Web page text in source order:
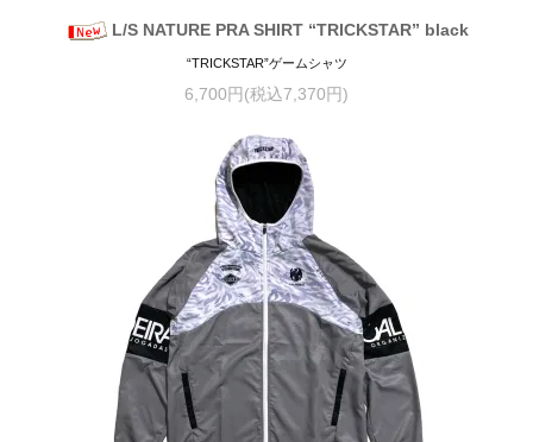
L/S NATURE PRA SHIRT “TRICKSTAR” black
“TRICKSTAR”ゲームシャツ
6,700円(税込7,370円)